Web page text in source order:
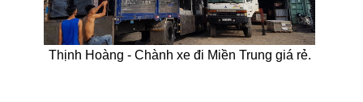
Thịnh Hoàng - Chành xe đi Miền Trung giá rẻ.